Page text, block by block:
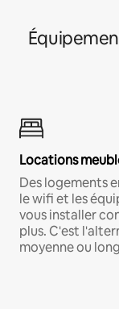
Locations
Des logements
le wifi et les
vous installer
plus. C'est
moyenne ou